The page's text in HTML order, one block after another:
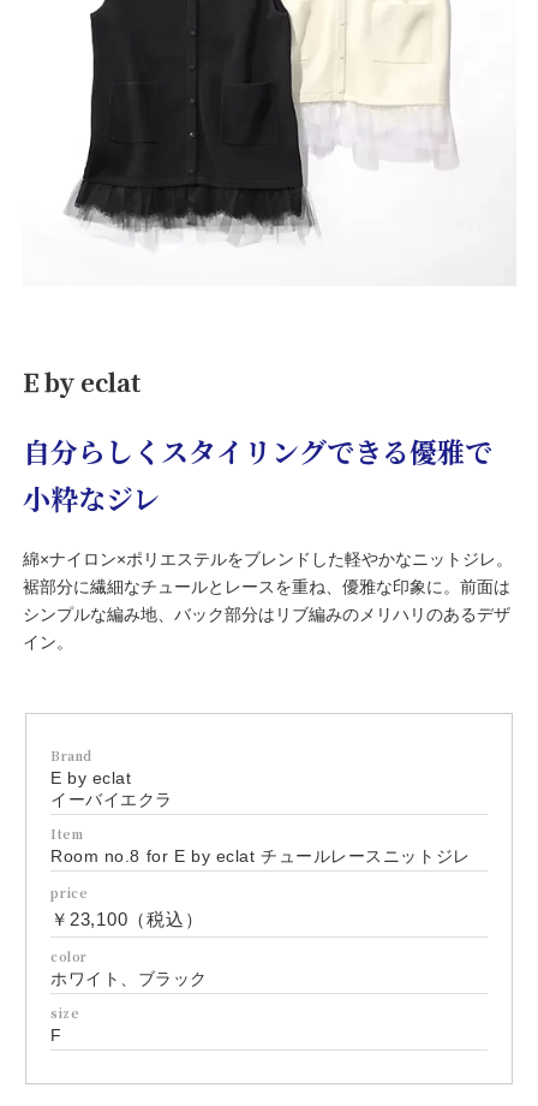
E by eclat
自分らしくスタイリングできる優雅で
小粋なジレ
綿×ナイロン×ポリエステルをブレンドした軽やかなニットジレ。
裾部分に繊細なチュールとレースを重ね、優雅な印象に。前面は
シンプルな編み地、バック部分はリブ編みのメリハリのあるデザ
イン。
Brand
E by eclat
イーバイエクラ
Item
Room no.8 for E by eclat チュールレースニットジレ
price
￥23,100（税込）
color
ホワイト、ブラック
size
F